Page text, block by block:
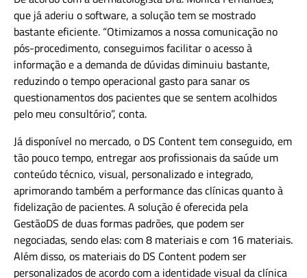
que já aderiu o software, a solução tem se mostrado
bastante eficiente. “Otimizamos a nossa comunicação no
pós-procedimento, conseguimos facilitar o acesso à
informação e a demanda de dúvidas diminuiu bastante,
reduzindo o tempo operacional gasto para sanar os
questionamentos dos pacientes que se sentem acolhidos
pelo meu consultório”, conta.
Já disponível no mercado, o DS Content tem conseguido, em
tão pouco tempo, entregar aos profissionais da saúde um
conteúdo técnico, visual, personalizado e integrado,
aprimorando também a performance das clínicas quanto à
fidelização de pacientes. A solução é oferecida pela
GestãoDS de duas formas padrões, que podem ser
negociadas, sendo elas: com 8 materiais e com 16 materiais.
Além disso, os materiais do DS Content podem ser
personalizados de acordo com a identidade visual da clínica